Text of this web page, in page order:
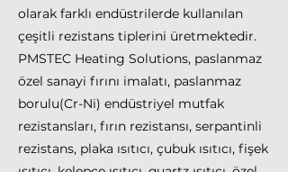
olarak farklı endüstrilerde kullanılan
çeşitli rezistans tiplerini üretmektedir.
PMSTEC Heating Solutions, paslanmaz
özel sanayi fırını imalatı, paslanmaz
borulu(Cr-Ni) endüstriyel mutfak
rezistansları, fırın rezistansı, serpantinli
rezistans, plaka ısıtıcı, çubuk ısıtıcı, fişek